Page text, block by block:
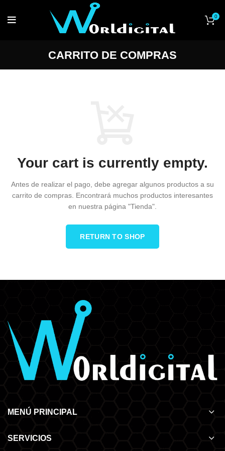
0
CARRITO DE COMPRAS
Your cart is currently empty.
Antes de realizar el pago, debe agregar algunos productos a su
carrito de compras. Encontrará muchos productos interesantes
en nuestra página "Tienda".
RETURN TO SHOP
MENÚ PRINCIPAL
SERVICIOS